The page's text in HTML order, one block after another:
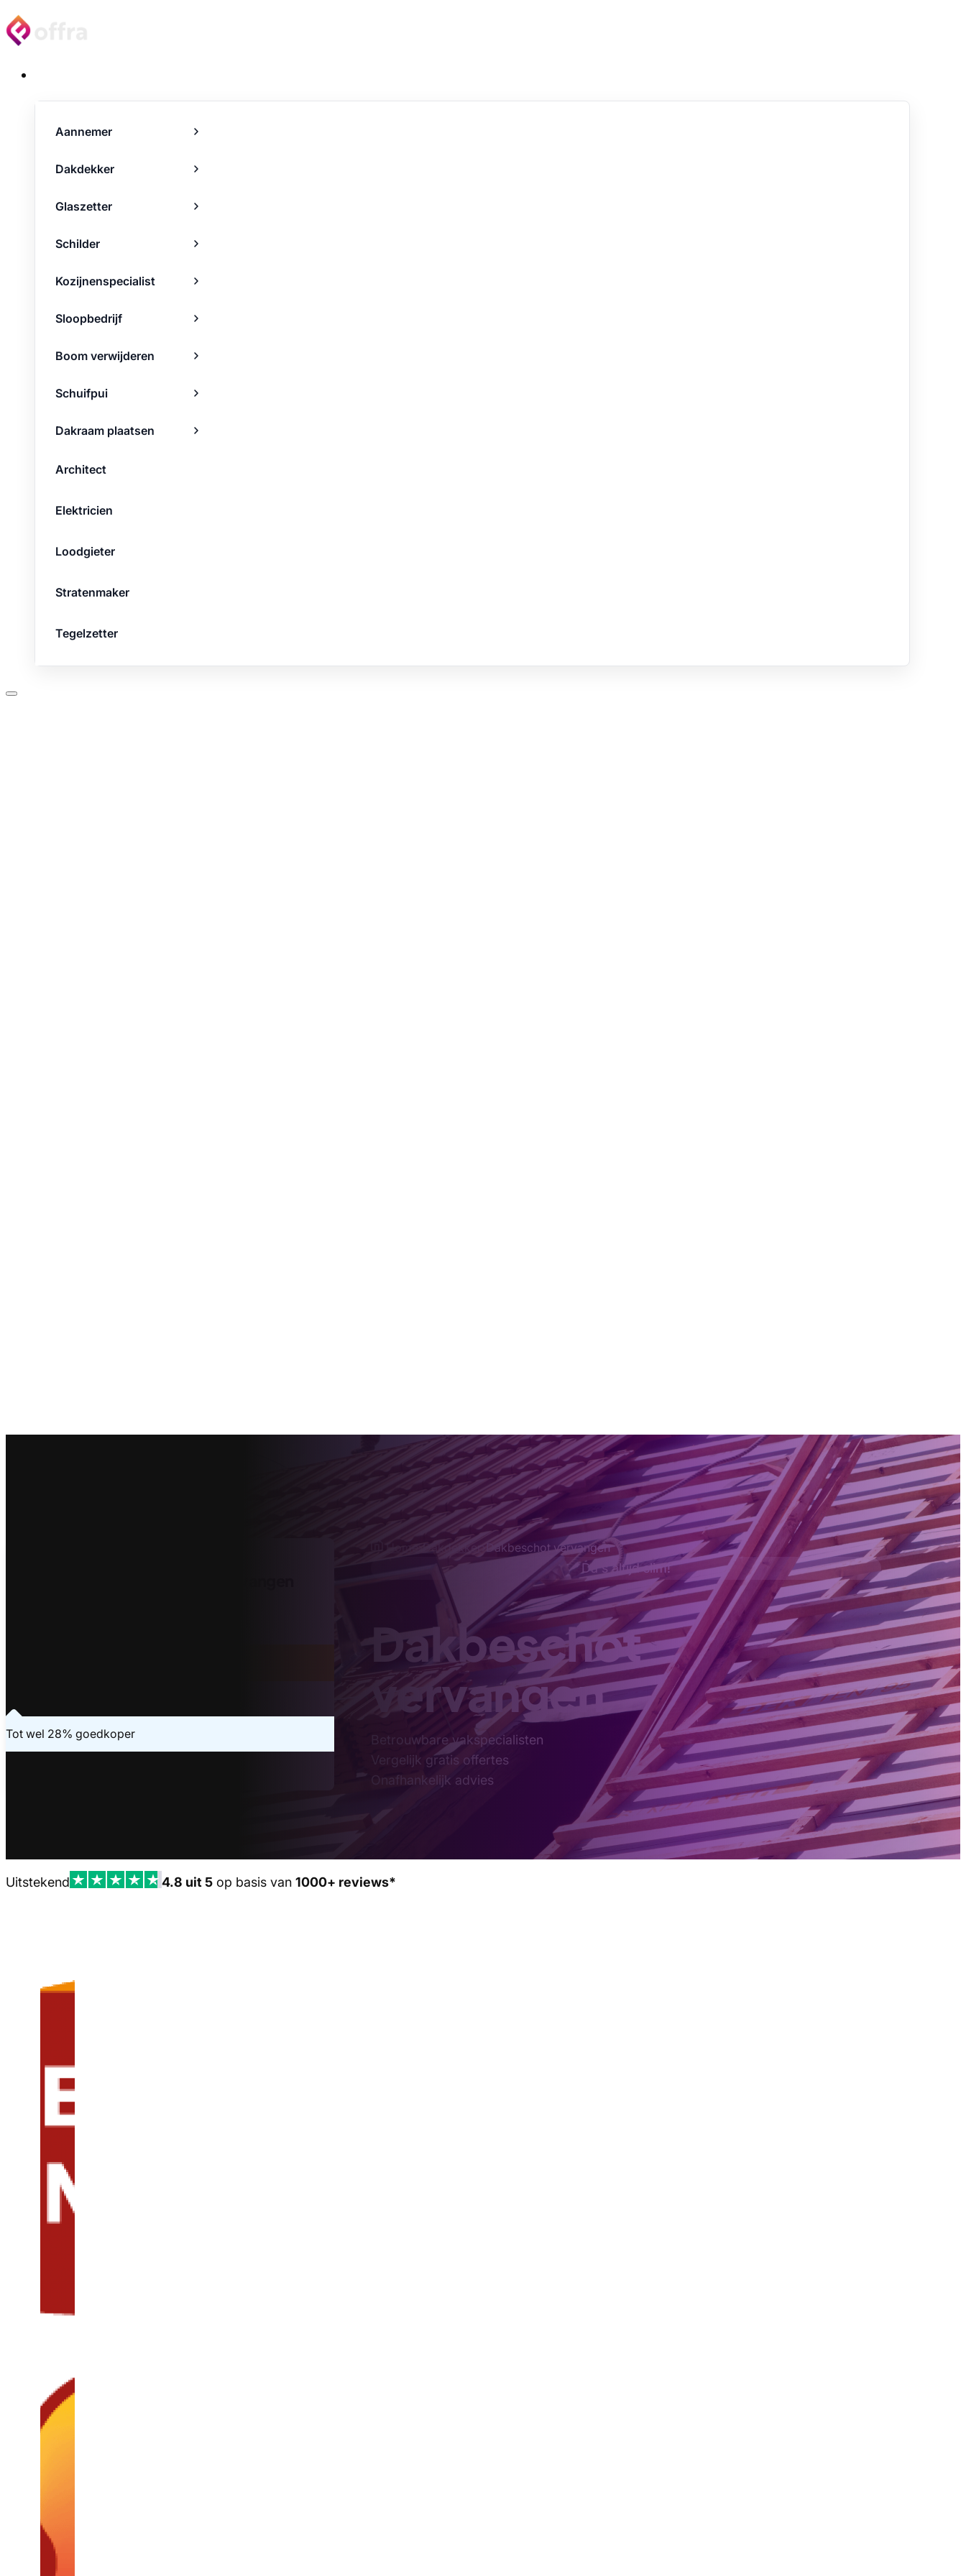
Aannemer
Dakdekker
Glaszetter
Schilder
Kozijnenspecialist
Sloopbedrijf
Boom verwijderen
Schuifpui
Dakraam plaatsen
Architect
Elektricien
Loodgieter
Stratenmaker
Tegelzetter
Tot wel 28% goedkoper
Home› Dakdekker› Dakbeschot vervangen
Da's altijd slim!
Dakbeschot
vervangen
Betrouwbare vakspecialisten
Vergelijk gratis offertes
Onafhankelijk advies
Uitstekend 4.8 uit 5 op basis van 1000+ reviews*